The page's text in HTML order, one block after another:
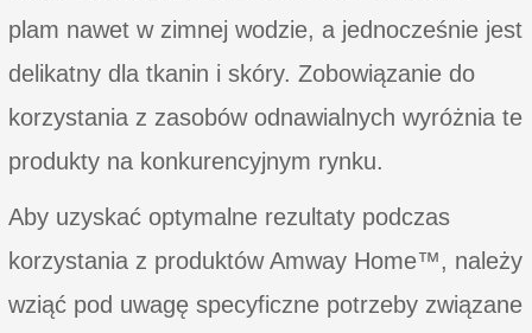
plam nawet w zimnej wodzie, a jednocześnie jest
delikatny dla tkanin i skóry. Zobowiązanie do
korzystania z zasobów odnawialnych wyróżnia te
produkty na konkurencyjnym rynku.
Aby uzyskać optymalne rezultaty podczas
korzystania z produktów Amway Home™, należy
wziąć pod uwagę specyficzne potrzeby związane